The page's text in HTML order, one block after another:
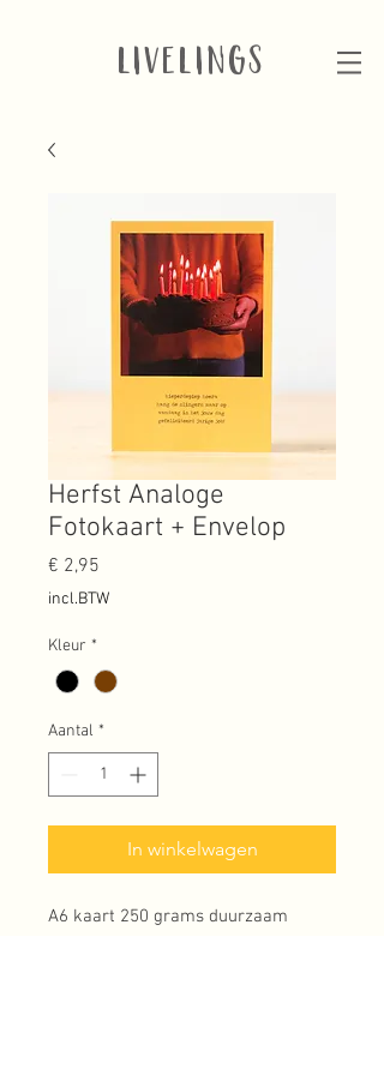
LIVELINGS
Herfst Analoge
Fotokaart + Envelop
€ 2,95
incl.BTW
Kleur *
Aantal *
In winkelwagen
A6 kaart 250 grams duurzaam